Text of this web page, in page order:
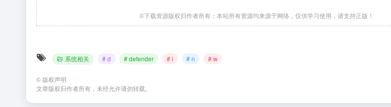
©下载资源版权归作者所有；本站所有资源均来源于网络，仅供学习使用，请支持正版！
系统相关 # d # defender # i # n # w
© 版权声明
文章版权归作者所有，未经允许请勿转载。